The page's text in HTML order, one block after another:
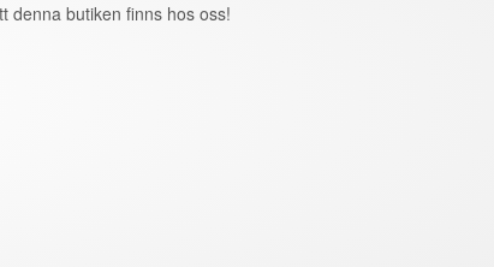
denna butiken finns hos oss!